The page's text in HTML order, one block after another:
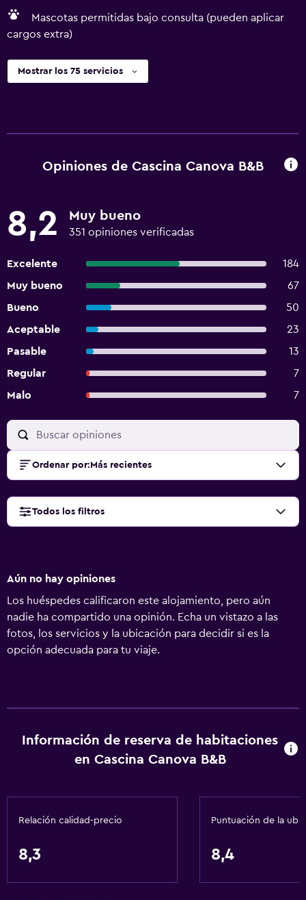
Mascotas permitidas bajo consulta (pueden aplicar
cargos extra)
Mostrar los 75 servicios
Opiniones de Cascina Canova B&B
8,2 Muy bueno
351 opiniones verificadas
Excelente
184
Muy bueno
67
Bueno
50
Aceptable
23
Pasable
13
Regular
7
Malo
7
Ordenar por: Más recientes
Todos los filtros
Aún no hay opiniones
Los huéspedes calificaron este alojamiento, pero aún
nadie ha compartido una opinión. Echa un vistazo a las
fotos, los servicios y la ubicación para decidir si es la
opción adecuada para tu viaje.
Información de reserva de habitaciones
en Cascina Canova B&B
Relación calidad-precio
8,3
Puntuación de la
8,4